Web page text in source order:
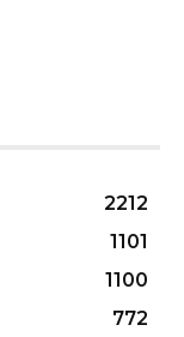
2212
1101
1100
772